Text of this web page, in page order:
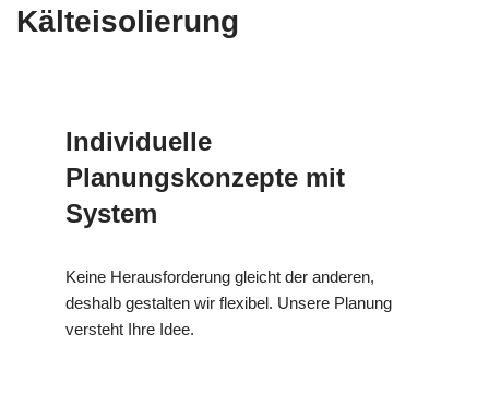
Kälteisolierung
Individuelle
Planungskonzepte mit
System
Keine Herausforderung gleicht der anderen,
deshalb gestalten wir flexibel. Unsere Planung
versteht Ihre Idee.